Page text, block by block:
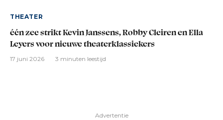
THEATER
één zee strikt Kevin Janssens, Robby Cleiren en Ella
Leyers voor nieuwe theaterklassiekers
17 juni 2026 3 minuten leestijd
Advertentie